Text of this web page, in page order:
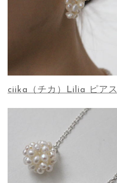
ciika（チカ）Lilia ピアス